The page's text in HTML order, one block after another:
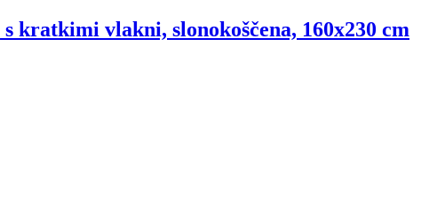
kratkimi vlakni, slonokoščena, 160x230 cm